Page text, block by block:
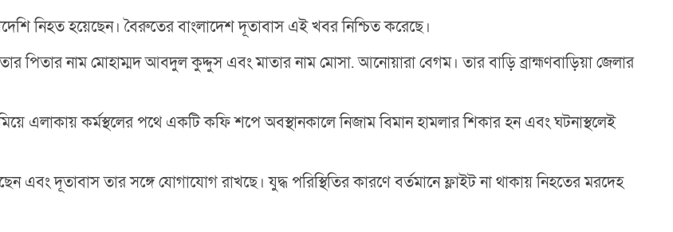
নিহত হয়েছেন। বৈরুতের বাংলাদেশ দূতাবাস এই খবর নিশ্চিত করেছে।
পিতার নাম মোহাম্মদ আবদুল কুদ্দুস এবং মাতার নাম মোসা. আনোয়ারা বেগম। তার বাড়ি ব্রাহ্মণবাড়িয়া জেলার
এলাকায় কর্মস্থলের পথে একটি কফি শপে অবস্থানকালে নিজাম বিমান হামলার শিকার হন এবং ঘটনাস্থলেই
এবং দূতাবাস তার সঙ্গে যোগাযোগ রাখছে। যুদ্ধ পরিস্থিতির কারণে বর্তমানে ফ্লাইট না থাকায় নিহতের মরদেহ